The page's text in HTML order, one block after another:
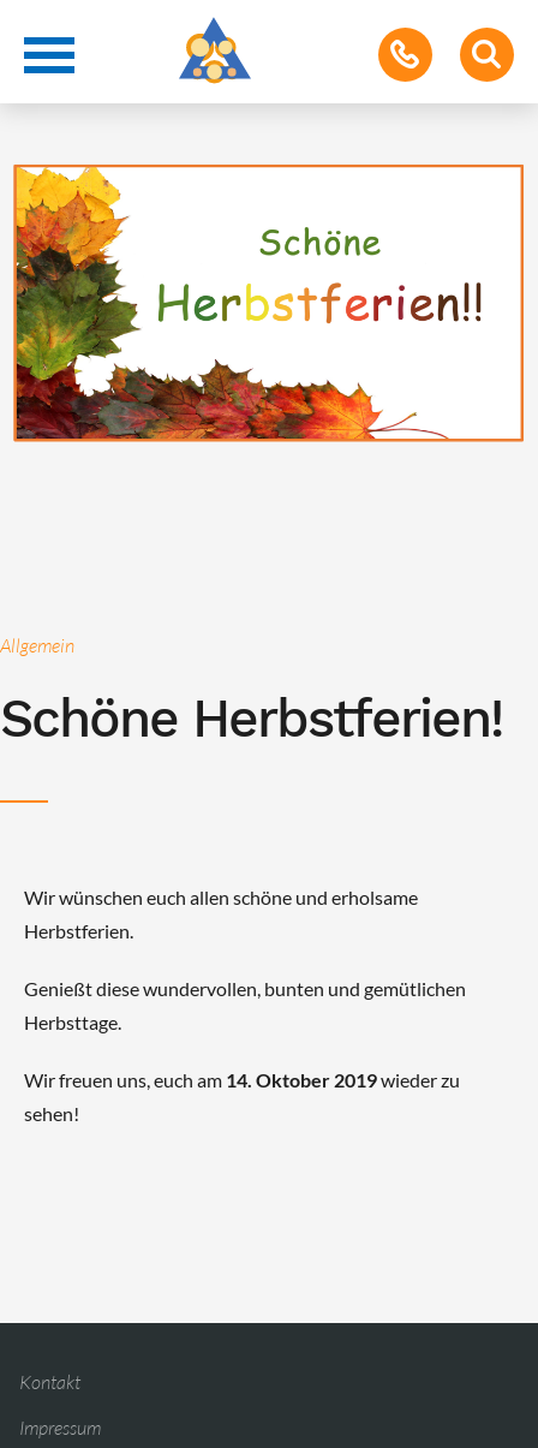
Allgemein
Schöne Herbstferien!
Wir wünschen euch allen schöne und erholsame
Herbstferien.
Genießt diese wundervollen, bunten und gemütlichen
Herbsttage.
Wir freuen uns, euch am 14. Oktober 2019wieder zu
sehen!
Kontakt
Impressum